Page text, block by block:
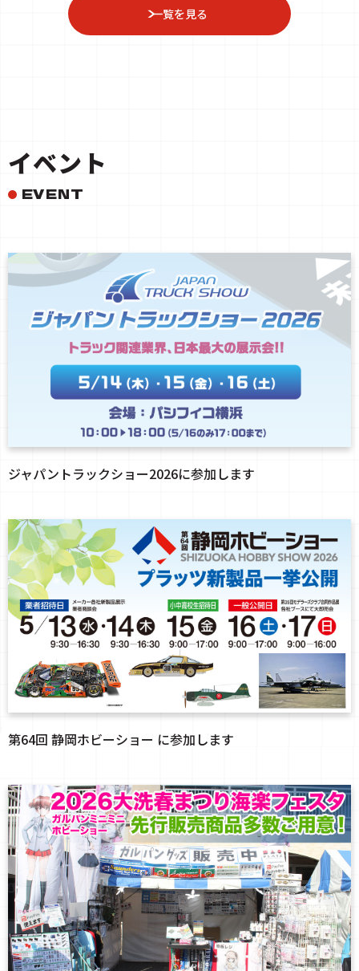
一覧を見る
イベント
EVENT
ジャパントラックショー2026に参加します
第64回 静岡ホビーショー に参加します